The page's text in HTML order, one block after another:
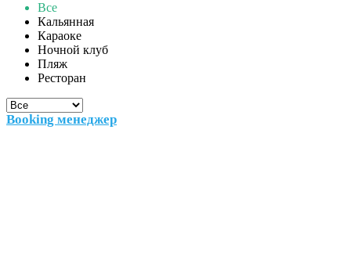
Все
Кальянная
Караоке
Ночной клуб
Пляж
Ресторан
Booking менеджер